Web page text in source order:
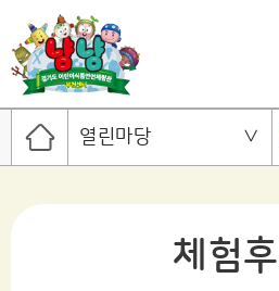
열린마당
체험후